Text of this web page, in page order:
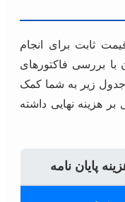
ثابت برای انجام
با بررسی فاکتورهای
جدول زیر به شما کمک
هزینه نهایی داشته
پایان نامه